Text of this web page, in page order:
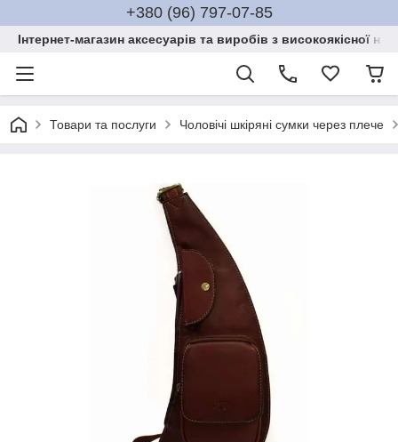
+380 (96) 797-07-85
Інтернет-магазин аксесуарів та виробів з високоякісної
Товари та послуги Чоловічі шкіряні сумки через плече